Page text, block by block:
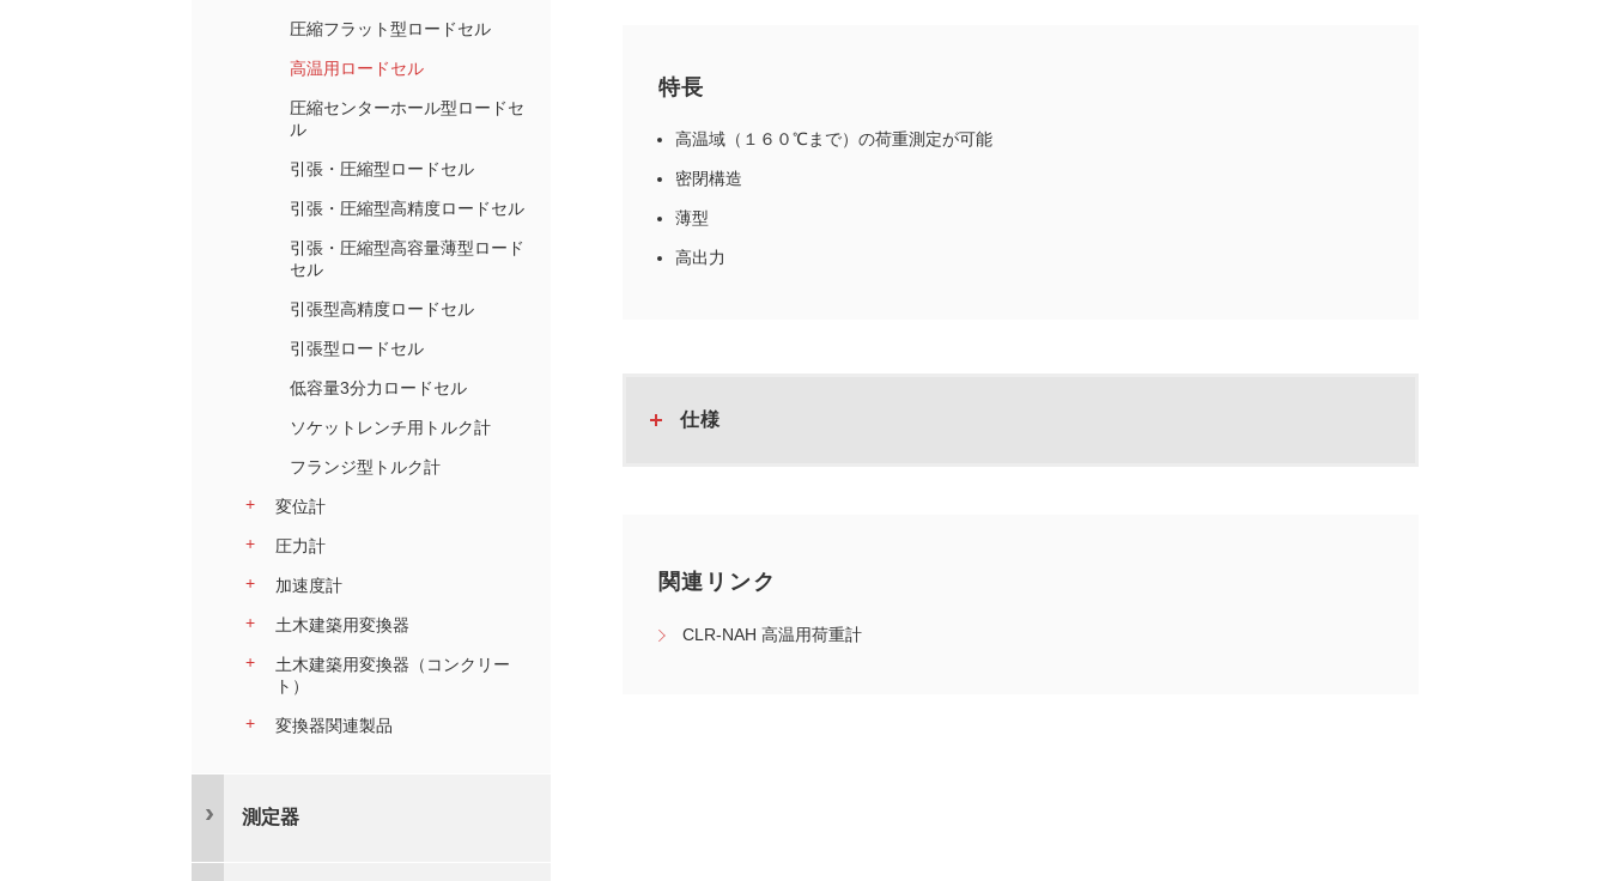
特長
高温域（１６０℃まで）の荷重測定が可能
密閉構造
薄型
高出力
仕様
関連リンク
CLR-NAH 高温用荷重計
圧縮フラット型ロードセル
高温用ロードセル
圧縮センターホール型ロードセ
ル
引張・圧縮型ロードセル
引張・圧縮型高精度ロードセル
引張・圧縮型高容量薄型ロード
セル
引張型高精度ロードセル
引張型ロードセル
低容量3分力ロードセル
ソケットレンチ用トルク計
フランジ型トルク計
変位計
圧力計
加速度計
土木建築用変換器
土木建築用変換器（コンクリー
ト）
変換器関連製品
測定器